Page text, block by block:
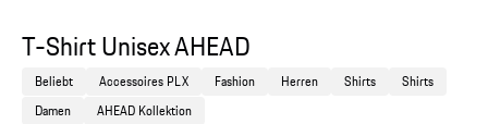
T-Shirt Unisex AHEAD
Beliebt Accessoires PLX Fashion Herren Shirts
Shirts
Damen
AHEAD Kollektion